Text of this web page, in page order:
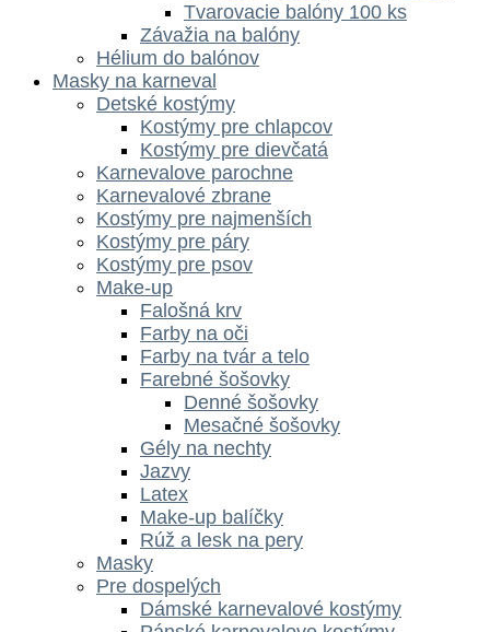
Tvarovacie balóny 100 ks
Závažia na balóny
Hélium do balónov
Masky na karneval
Detské kostýmy
Kostýmy pre chlapcov
Kostýmy pre dievčatá
Karnevalove parochne
Karnevalové zbrane
Kostýmy pre najmenších
Kostýmy pre páry
Kostýmy pre psov
Make-up
Falošná krv
Farby na oči
Farby na tvár a telo
Farebné šošovky
Denné šošovky
Mesačné šošovky
Gély na nechty
Jazvy
Latex
Make-up balíčky
Rúž a lesk na pery
Masky
Pre dospelých
Dámské karnevalové kostýmy